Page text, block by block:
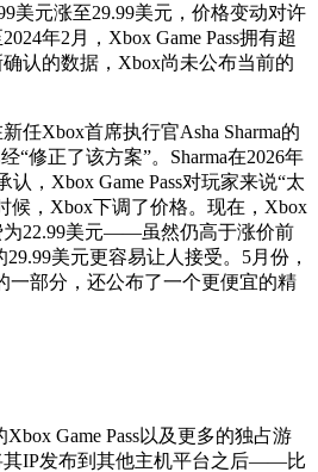
美元涨至29.99美元，价格变动对许
年2月，Xbox Game Pass拥有超
认的数据，Xbox尚未公布当前的
任Xbox首席执行官Asha Sharma的
“修正了该方案”。Sharma在2026年
，Xbox Game Pass对玩家来说“太
候，Xbox下调了价格。现在，Xbox
为22.99美元——虽然仍高于涨价前
美元更容易让人接受。5月份，
一部分，还公布了一个更便宜的精
Game Pass以及更多的独占游
其IP发布到其他主机平台之后——比